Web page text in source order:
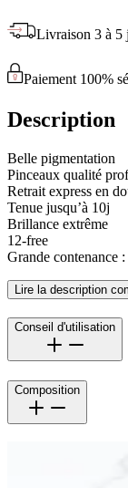
Livraison 3 à 5
Paiement 100%
Description
Belle pigmentation
Pinceaux qualité
Retrait express en
Tenue jusqu’à 10j
Brillance extrême
12-free
Grande contenance :
Lire la description
Conseil d'utilisation
Composition